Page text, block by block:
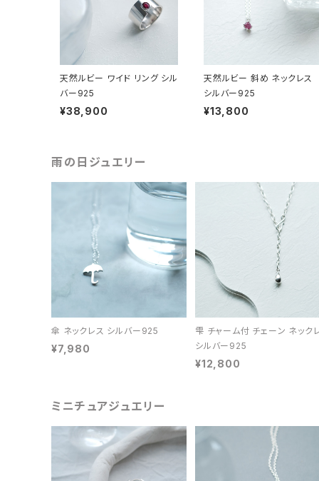
天然ルビー ワイド リング シル
バー925
¥38,900
天然ルビー 斜め ネックレス
シルバー925
¥13,800
雨の日ジュエリー
傘 ネックレス シルバー925
¥7,980
雫 チャーム付 チェーン ネック
シルバー925
¥12,800
ミニチュアジュエリー